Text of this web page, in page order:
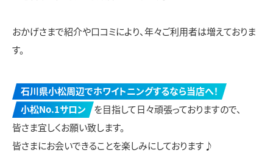
おかげさまで紹介や口コミにより、年々ご利用者は増えておりま
す。
石川県小松周辺でホワイトニングするなら当店へ！
小松No.1サロン
を目指して日々頑張っておりますので、
皆さま宜しくお願い致します。
皆さまにお会いできることを楽しみにしております♪